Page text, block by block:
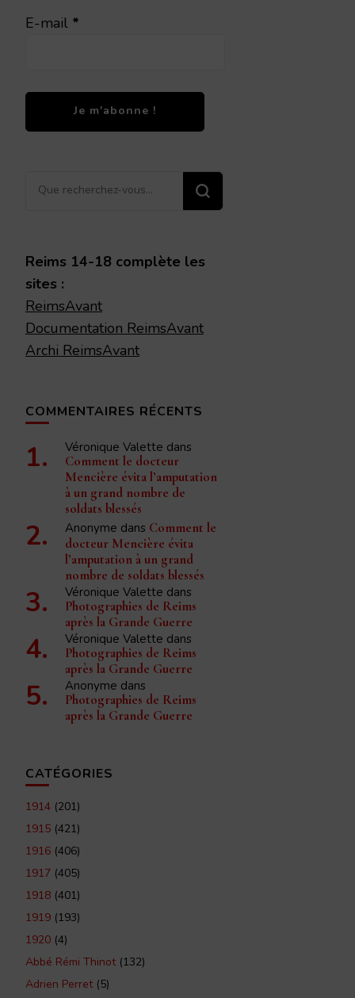
E-mail *
Vous
Reims 14-18 complète les
sites :
ReimsAvant
Documentation ReimsAvant
Archi ReimsAvant
COMMENTAIRES RÉCENTS
Véronique Valette dans
Comment le docteur
Mencière évita l’amputation
à un grand nombre de
soldats blessés
Anonyme dans Comment le
docteur Mencière évita
l’amputation à un grand
nombre de soldats blessés
Véronique Valette dans
Photographies de Reims
après la Grande Guerre
Véronique Valette dans
Photographies de Reims
après la Grande Guerre
Anonyme dans
Photographies de Reims
après la Grande Guerre
CATÉGORIES
1914 (201)
1915 (421)
1916 (406)
1917 (405)
1918 (401)
1919 (193)
1920 (4)
Abbé Rémi Thinot(132)
Adrien Perret(5)